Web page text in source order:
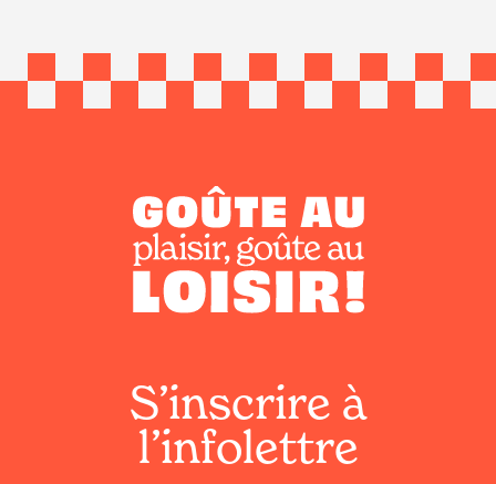
S’inscrire à
l’infolettre